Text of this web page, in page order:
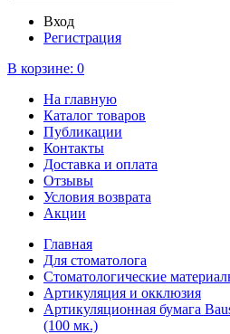
Вход
Регистрация
В корзине: 0
На главную
Каталог товаров
Публикации
Контакты
Доставка и оплата
Отзывы
Условия возврата
Акции
Главная
Для стоматолога
Стоматологические
Артикуляция и окклюзия
Артикуляционная бумага
(100 мк.)